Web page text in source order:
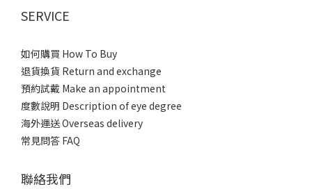
SERVICE
如何購買 How To Buy
退貨換貨 Return and exchange
預約試戴 Make an appointment
度數說明 Description of eye degree
海外運送 Overseas delivery
常見問答 FAQ
聯絡我們